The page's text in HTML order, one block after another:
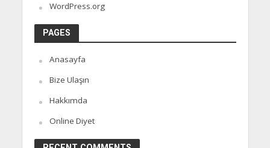
WordPress.org
PAGES
Anasayfa
Bize Ulaşın
Hakkımda
Online Diyet